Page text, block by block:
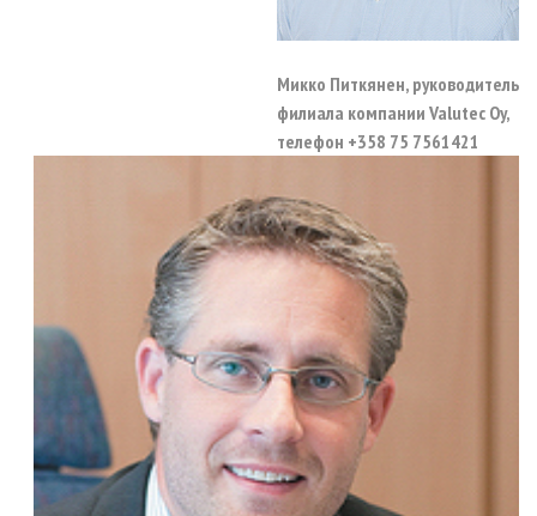
Микко Питкянен, руководитель
филиала компании Valutec Oy,
телефон +358 75 7561421